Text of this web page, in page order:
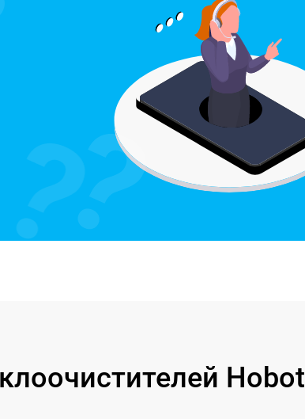
Hobot